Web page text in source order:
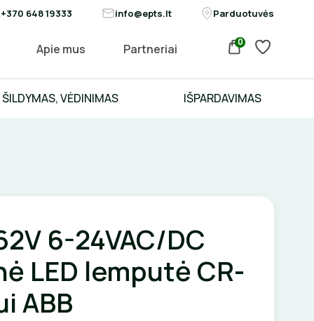
+370 648 19333 info@epts.lt Parduotuvės
Apie mus Partneriai 0
ŠILDYMAS, VĖDINIMAS IŠPARDAVIMAS
6-24VAC/DC
LED lemputė CR-
ABB